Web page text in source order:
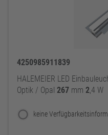
4250985911839
HALEMEIER LED
Optik / Opal 267 mm 2,4 W
keine